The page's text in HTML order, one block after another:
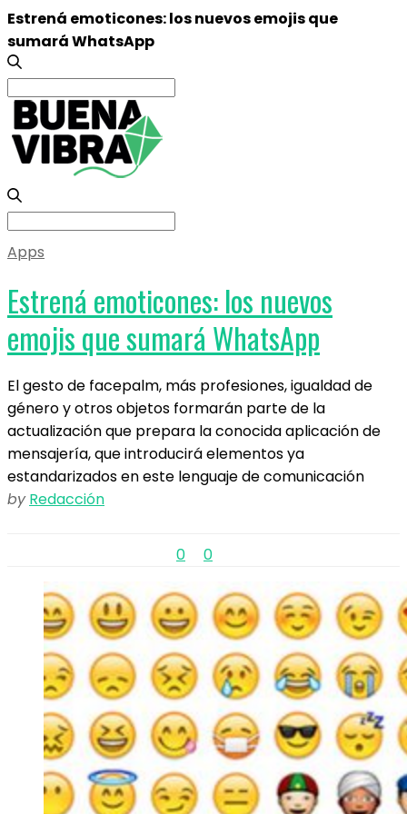
Estrená emoticones: los nuevos emojis que
sumará WhatsApp
Search
for:
Search
Apps
Estrená emoticones: los nuevos
emojis que sumará WhatsApp
El gesto de facepalm, más profesiones, igualdad de
género y otros objetos formarán parte de la
actualización que prepara la conocida aplicación de
mensajería, que introducirá elementos ya
estandarizados en este lenguaje de comunicación
by Redacción
0 0